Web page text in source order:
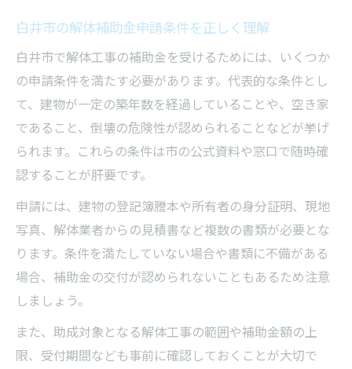
法
解体応援制度の利用で費用を抑える実践例
白井市の解体業者選びで役立つリアルな声
解体工事後の近隣トラブル回避のポイント
倒壊リスクに備える解体費用節約の実践策
倒壊リスク住宅の解体補助活用法を解説
解体費用を抑えるための具体的な工夫
補助金と解体業者の併用でコスト削減
解体費用の相場を知って交渉を有利に
危険住宅の解体で安心を得るポイント
無料見積もりを活かす解体費用削減ステップ
解体業者の無料見積もりは比較が重要
見積もり時に確認すべき解体費用のポイン
白井市の解体補助金申請条件を正しく理解
白井市で解体工事の補助金を受けるためには、いくつか
の申請条件を満たす必要があります。代表的な条件とし
て、建物が一定の築年数を経過していることや、空き家
であること、倒壊の危険性が認められることなどが挙げ
られます。これらの条件は市の公式資料や窓口で随時確
認することが肝要です。
申請には、建物の登記簿謄本や所有者の身分証明、現地
写真、解体業者からの見積書など複数の書類が必要とな
ります。条件を満たしていない場合や書類に不備がある
場合、補助金の交付が認められないこともあるため注意
しましょう。
また、助成対象となる解体工事の範囲や補助金額の上
限、受付期間なども事前に確認しておくことが大切で